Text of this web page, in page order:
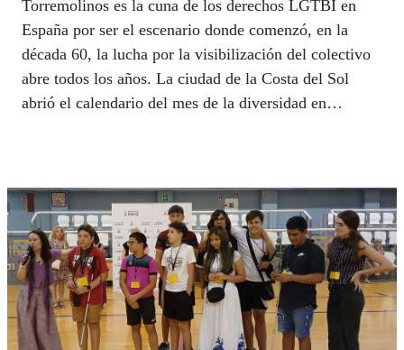
Torremolinos es la cuna de los derechos LGTBI en
España por ser el escenario donde comenzó, en la
década 60, la lucha por la visibilización del colectivo
abre todos los años. La ciudad de la Costa del Sol
abrió el calendario del mes de la diversidad en
celebró el sábado 27 con decenas de miles de
participantes. En ambas marchas los participantes
compartieron la misma sensación de estar haciendo
historia dentro de la ONCE.